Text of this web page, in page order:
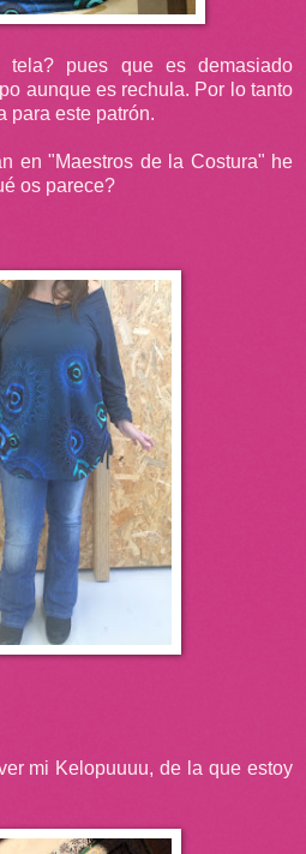
pues que es demasiado
aunque es rechula. Por lo tanto
para este patrón.
en "Maestros de la Costura" he
os parece?
mi Kelopuuuu, de la que estoy